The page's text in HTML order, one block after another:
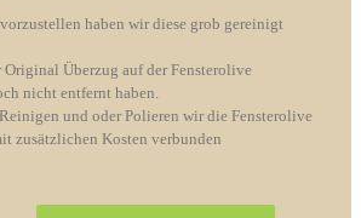
haben wir diese grob gereinigt
Original Überzug auf der Fensterolive
nicht entfernt haben.
und oder Polieren wir die Fensterolive
zusätzlichen Kosten verbunden